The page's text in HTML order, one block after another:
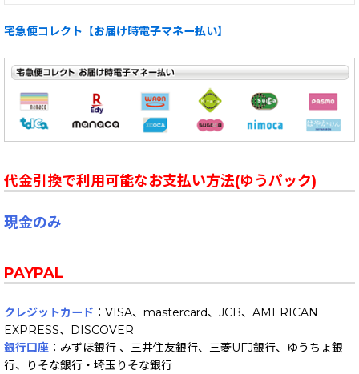
宅急便コレクト【お届け時電子マネー払い】
代金引換で利用可能なお支払い方法(ゆうパック)
現金のみ
PAYPAL
クレジットカード ：VISA、mastercard、JCB、AMERICAN
EXPRESS、DISCOVER
銀行口座 ：みずほ銀行 、三井住友銀行、三菱UFJ銀行、ゆうちょ銀
行、りそな銀行・埼玉りそな銀行